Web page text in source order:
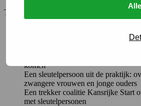
Tijdens dit webinar kom je meer te weten
komen
Een sleutelpersoon uit de praktijk:
zwangere vrouwen en jonge ouders
Een trekker coalitie Kansrijke Start
met sleutelpersonen